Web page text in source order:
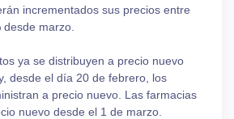
incrementados sus precios entre
marzo.
ya se distribuyen a precio nuevo
desde el día 20 de febrero, los
a precio nuevo. Las farmacias
nuevo desde el 1 de marzo.